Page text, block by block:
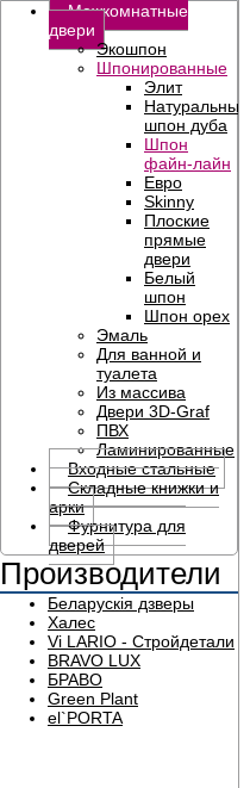
Межкомнатные
двери
Экошпон
Шпонированные
Элит
Натуральный
шпон дуба
Шпон
файн-лайн
Евро
Skinny
Плоские
прямые
двери
Белый
шпон
Шпон орех
Эмаль
Для ванной и
туалета
Из массива
Двери 3D-Graf
ПВХ
Ламинированные
Входные стальные
Складные книжки и
арки
Фурнитура для
дверей
Производители
Беларускія дзверы
Халес
Vi LARIO - Стройдетали
BRAVO LUX
БРАВО
Green Plant
el`PORTA